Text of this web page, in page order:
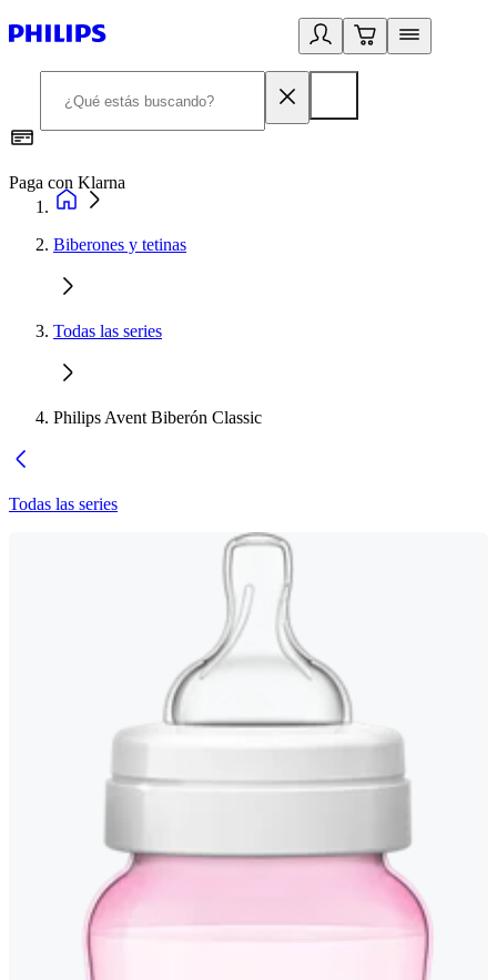
Paga con Klarna
Biberones y tetinas
Todas las series
Philips Avent Biberón Classic
Todas las series